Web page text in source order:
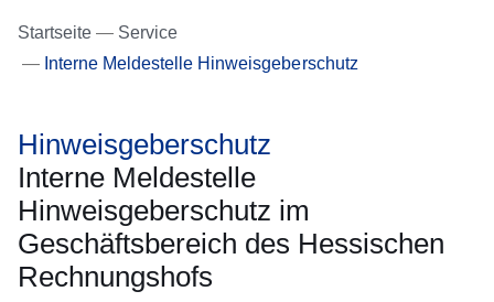
Startseite
Service
Interne Meldestelle Hinweisgeberschutz
Hinweisgeberschutz
Interne Meldestelle
Hinweisgeberschutz im
Geschäftsbereich des Hessischen
Rechnungshofs